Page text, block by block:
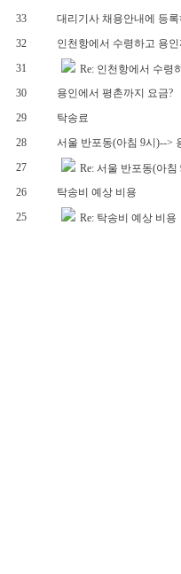
33
대리기사 채용안내에 등
32
인천항에서 수령하고 용
31
Re: 인천항에서 수령
30
용인에서 평촌까지 요금?
29
탁송료
28
서울 반포동(아침 9시)-->
27
Re: 서울 반포동(아
26
탁송비 예상 비용
25
Re: 탁송비 예상 비용